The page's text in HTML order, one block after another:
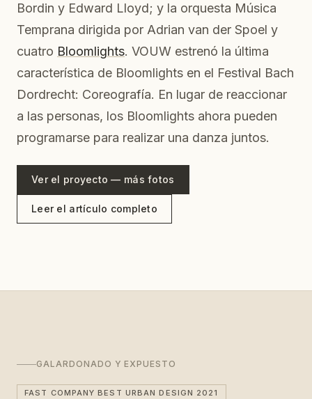
Bordin y Edward Lloyd; y la orquesta Música
Temprana dirigida por Adrian van der Spoel y
cuatro Bloomlights. VOUW estrenó la última
característica de Bloomlights en el Festival Bach
Dordrecht: Coreografía. En lugar de reaccionar
a las personas, los Bloomlights ahora pueden
programarse para realizar una danza juntos.
Ver el proyecto — más fotos
Leer el artículo completo
GALARDONADO Y EXPUESTO
FAST COMPANY BEST URBAN DESIGN 2021